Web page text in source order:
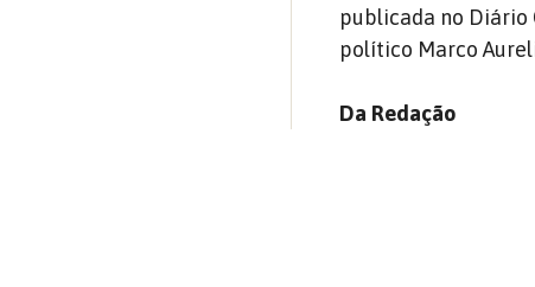
publicada no Diário
político Marco
Da Redação